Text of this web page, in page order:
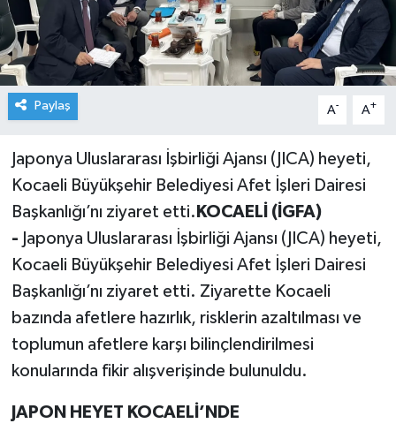
Paylaş A- A+
Japonya Uluslararası İşbirliği Ajansı (JICA) heyeti,
Kocaeli Büyükşehir Belediyesi Afet İşleri Dairesi
Başkanlığı’nı ziyaret etti. KOCAELİ (İGFA)
- Japonya Uluslararası İşbirliği Ajansı (JICA) heyeti,
Kocaeli Büyükşehir Belediyesi Afet İşleri Dairesi
Başkanlığı’nı ziyaret etti. Ziyarette Kocaeli
bazında afetlere hazırlık, risklerin azaltılması ve
toplumun afetlere karşı bilinçlendirilmesi
konularında fikir alışverişinde bulunuldu.
JAPON HEYET KOCAELİ’NDE